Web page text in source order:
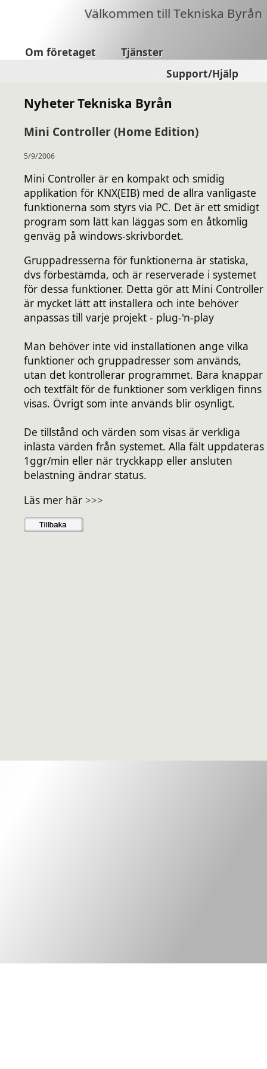
Välkommen till Tekniska Byrån
Om företaget
Tjänster
Support/Hjälp
Nyheter Tekniska Byrån
Mini Controller (Home Edition)
5/9/2006
Mini Controller är en kompakt och smidig
applikation för KNX(EIB) med de allra vanligaste
funktionerna som styrs via PC. Det är ett smidigt
program som lätt kan läggas som en åtkomlig
genväg på windows-skrivbordet.
Gruppadresserna för funktionerna är statiska,
dvs förbestämda, och är reserverade i systemet
för dessa funktioner. Detta gör att Mini Controller
är mycket lätt att installera och inte behöver
anpassas till varje projekt - plug-'n-play
Man behöver inte vid installationen ange vilka
funktioner och gruppadresser som används,
utan det kontrollerar programmet. Bara knappar
och textfält för de funktioner som verkligen finns
visas. Övrigt som inte används blir osynligt.
De tillstånd och värden som visas är verkliga
inlästa värden från systemet. Alla fält uppdateras
1ggr/min eller när tryckkapp eller ansluten
belastning ändrar status.
Läs mer här >>>